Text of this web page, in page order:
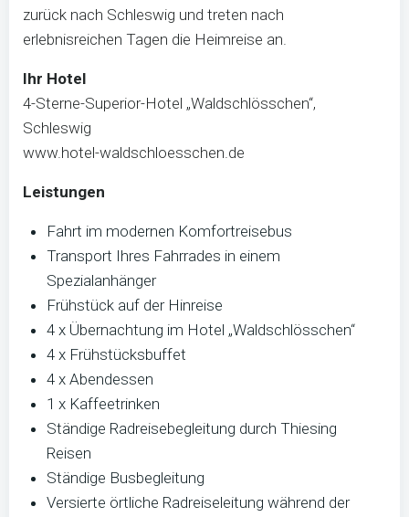
zurück nach Schleswig und treten nach
erlebnisreichen Tagen die Heimreise an.
Ihr Hotel
4-Sterne-Superior-Hotel „Waldschlösschen“,
Schleswig
www.hotel-waldschloesschen.de
Leistungen
Fahrt im modernen Komfortreisebus
Transport Ihres Fahrrades in einem
Spezialanhänger
Frühstück auf der Hinreise
4 x Übernachtung im Hotel „Waldschlösschen“
4 x Frühstücksbuffet
4 x Abendessen
1 x Kaffeetrinken
Ständige Radreisebegleitung durch Thiesing
Reisen
Ständige Busbegleitung
Versierte örtliche Radreiseleitung während der